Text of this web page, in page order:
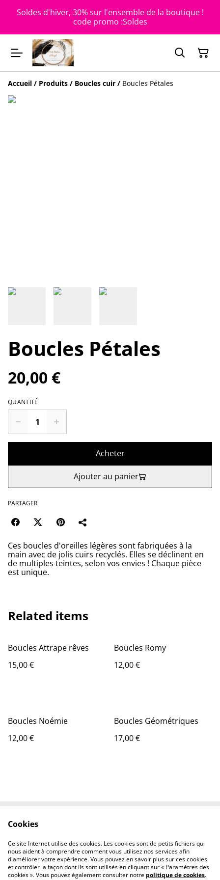
Soldes d'hiver, 30% sur l'ensemble de la boutique !
code promo :Soldes
Accueil / Produits / Boucles cuir / Boucles Pétales
Boucles Pétales
20,00 €
QUANTITÉ
Acheter
Ajouter au panier
PARTAGER
Ces boucles d'oreilles légères sont fabriquées à la
main avec de jolis cuirs recyclés. Elles se déclinent en
de multiples teintes, selon vos envies ! Chaque pièce
est unique.
Related items
Boucles Attrape rêves
15,00 €
Boucles Romy
12,00 €
Boucles Noémie
12,00 €
Boucles Géométriques
17,00 €
confidentialité
Politique de cookies
Cookies
Ce site Internet utilise des cookies. Les cookies sont de petits fichiers qui
nous aident à comprendre comment vous utilisez nos services afin
d'améliorer votre expérience. Vous pouvez en savoir plus sur ces cookies
et contrôler la façon dont ils sont utilisés en cliquant sur « Paramètres des
cookies ». Vous pouvez également consulter notre politique de cookies.